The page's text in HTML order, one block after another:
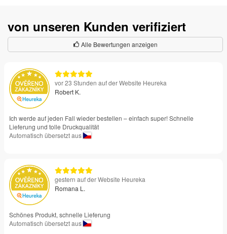
von unseren Kunden verifiziert
Alle Bewertungen anzeigen
vor 23 Stunden auf der Website Heureka
Robert K.
Ich werde auf jeden Fall wieder bestellen – einfach super! Schnelle
Lieferung und tolle Druckqualität
Automatisch übersetzt aus
gestern auf der Website Heureka
Romana L.
Schönes Produkt, schnelle Lieferung
Automatisch übersetzt aus